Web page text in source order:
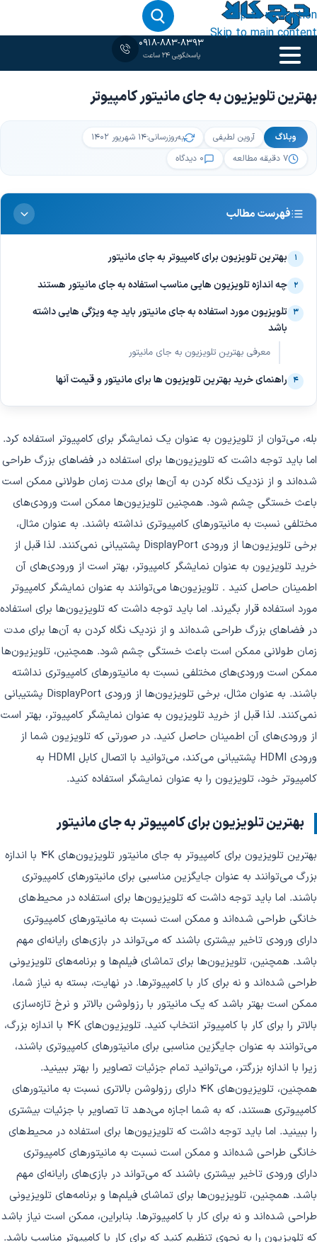
Skip to navigation
Skip to main content
0918-883-8393
پاسخگویی 24 ساعت
‹وبلاگ
بهترین تلویزیون به جای مانیتور کامپیوتر
وبلاگ آروین لطیفی به‌روزرسانی:۱۴ شهریور ۱۴۰۲
۷ دقیقه مطالعه
۰ دیدگاه
فهرست مطالب
۱ بهترین تلویزیون برای کامپیوتر به جای مانیتور
۲ چه اندازه تلویزیون هایی مناسب استفاده به جای مانیتور هستند
۳ تلویزیون مورد استفاده به جای مانیتور باید چه ویژگی هایی داشته
باشد
معرفی بهترین تلویزیون به جای مانیتور
۴ راهنمای خرید بهترین تلویزیون ها برای مانیتور و قیمت آنها
بله، می‌توان از تلویزیون به عنوان یک نمایشگر برای کامپیوتر استفاده کرد.
اما باید توجه داشت که تلویزیون‌ها برای استفاده در فضاهای بزرگ طراحی
شده‌اند و از نزدیک نگاه کردن به آن‌ها برای مدت زمان طولانی ممکن است
باعث خستگی چشم شود. همچنین تلویزیون‌ها ممکن است ورودی‌های
مختلفی نسبت به مانیتورهای کامپیوتری نداشته باشند. به عنوان مثال،
برخی تلویزیون‌ها از ورودی DisplayPort پشتیبانی نمی‌کنند. لذا قبل از
خرید تلویزیون به عنوان نمایشگر کامپیوتر، بهتر است از ورودی‌های آن
اطمینان حاصل کنید . تلویزیون‌ها می‌توانند به عنوان نمایشگر کامپیوتر
مورد استفاده قرار بگیرند. اما باید توجه داشت که تلویزیون‌ها برای استفاده
در فضاهای بزرگ طراحی شده‌اند و از نزدیک نگاه کردن به آن‌ها برای مدت
زمان طولانی ممکن است باعث خستگی چشم شود. همچنین، تلویزیون‌ها
ممکن است ورودی‌های مختلفی نسبت به مانیتورهای کامپیوتری نداشته
باشند. به عنوان مثال، برخی تلویزیون‌ها از ورودی DisplayPort پشتیبانی
نمی‌کنند. لذا قبل از خرید تلویزیون به عنوان نمایشگر کامپیوتر، بهتر است
از ورودی‌های آن اطمینان حاصل کنید. در صورتی که تلویزیون شما از
ورودی HDMI پشتیبانی می‌کند، می‌توانید با اتصال کابل HDMI به
کامپیوتر خود، تلویزیون را به عنوان نمایشگر استفاده کنید.
بهترین تلویزیون برای کامپیوتر به جای مانیتور
بهترین تلویزیون برای کامپیوتر به جای مانیتور تلویزیون‌های 4K با اندازه
بزرگ می‌توانند به عنوان جایگزین مناسبی برای مانیتورهای کامپیوتری
باشند. اما باید توجه داشت که تلویزیون‌ها برای استفاده در محیط‌های
خانگی طراحی شده‌اند و ممکن است نسبت به مانیتورهای کامپیوتری
دارای ورودی تاخیر بیشتری باشند که می‌تواند در بازی‌های رایانه‌ای مهم
باشد. همچنین، تلویزیون‌ها برای تماشای فیلم‌ها و برنامه‌های تلویزیونی
طراحی شده‌اند و نه برای کار با کامپیوترها. در نهایت، بسته به نیاز شما،
ممکن است بهتر باشد که یک مانیتور با رزولوشن بالاتر و نرخ تازه‌سازی
بالاتر را برای کار با کامپیوتر انتخاب کنید. تلویزیون‌های 4K با اندازه بزرگ،
می‌توانند به عنوان جایگزین مناسبی برای مانیتورهای کامپیوتری باشند،
زیرا با اندازه بزرگتر، می‌توانید تمام جزئیات تصاویر را بهتر ببینید.
همچنین، تلویزیون‌های 4K دارای رزولوشن بالاتری نسبت به مانیتورهای
کامپیوتری هستند، که به شما اجازه می‌دهد تا تصاویر با جزئیات بیشتری
را ببینید. اما باید توجه داشت که تلویزیون‌ها برای استفاده در محیط‌های
خانگی طراحی شده‌اند و ممکن است نسبت به مانیتورهای کامپیوتری
دارای ورودی تاخیر بیشتری باشند که می‌تواند در بازی‌های رایانه‌ای مهم
باشد. همچنین، تلویزیون‌ها برای تماشای فیلم‌ها و برنامه‌های تلویزیونی
طراحی شده‌اند و نه برای کار با کامپیوترها. بنابراین، ممکن است نیاز باشد
که تلویزیون را به نحوی تنظیم کنید که برای کار با کامپیوتر مناسب باشد.